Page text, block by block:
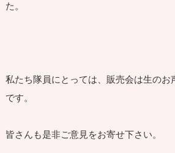
た。
私たち隊員にとっては、販売会は生のお
です。
皆さんも是非ご意見をお寄せ下さい。